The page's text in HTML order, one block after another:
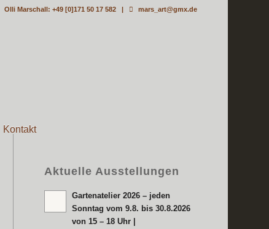
Olli Marschall: +49 [0]171 50 17 582 | mars_art@gmx.de
Kontakt
Aktuelle Ausstellungen
Gartenatelier 2026 – jeden
Sonntag vom 9.8. bis 30.8.2026
von 15 – 18 Uhr |